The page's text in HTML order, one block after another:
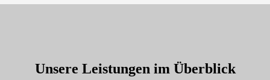
Unsere Leistungen im Überblick